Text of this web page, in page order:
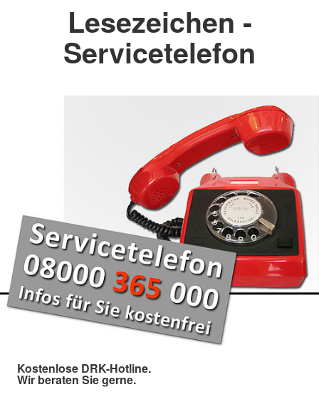
Lesezeichen -
Servicetelefon
Kostenlose DRK-Hotline.
Wir beraten Sie gerne.